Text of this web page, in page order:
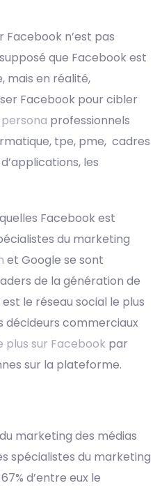
Facebook n’est pas
que Facebook est
mais en réalité,
Facebook pour cibler
persona professionnels
tpe, pme, cadres
les
Facebook est
du marketing
et Google se sont
de la génération de
le réseau social le plus
décideurs commerciaux
plus sur Facebook par
sur la plateforme.
marketing des médias
spécialistes du marketing
d’entre eux le